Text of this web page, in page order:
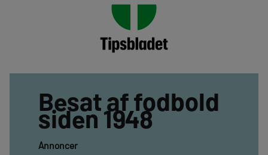
Besat af fodbold
siden 1948
Annoncer